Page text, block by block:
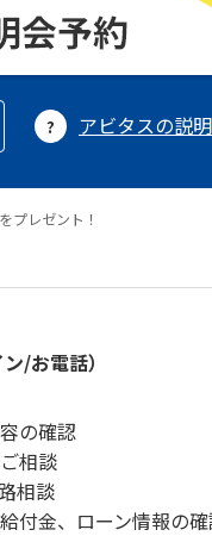
アビタスの説
プレゼント！
/お電話）
の確認
相談
相談
付金、ローン情報の